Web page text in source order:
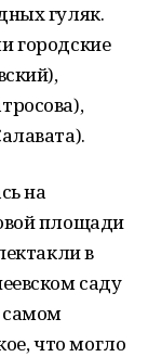
гуляк.
городские
на
площади
в
саду
самом
что могло